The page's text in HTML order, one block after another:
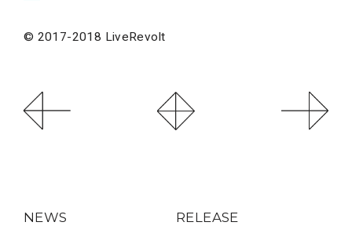
© 2017-2018 LiveRevolt
NEWS RELEASE